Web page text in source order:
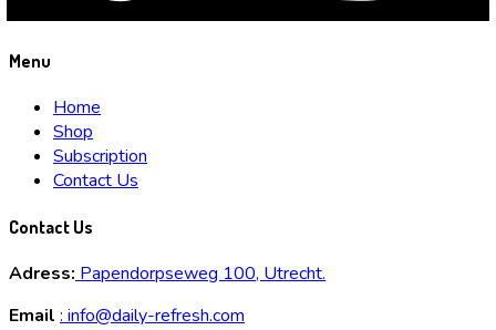
Menu
Home
Shop
Subscription
Contact Us
Contact Us
Adress:Papendorpseweg 100, Utrecht.
Email :info@daily-refresh.com